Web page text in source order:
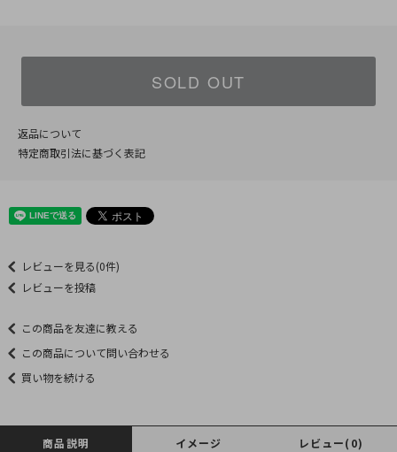
SOLD OUT
返品について
特定商取引法に基づく表記
レビューを見る(0件)
レビューを投稿
この商品を友達に教える
この商品について問い合わせる
買い物を続ける
商品説明 イメージ レビュー(0)